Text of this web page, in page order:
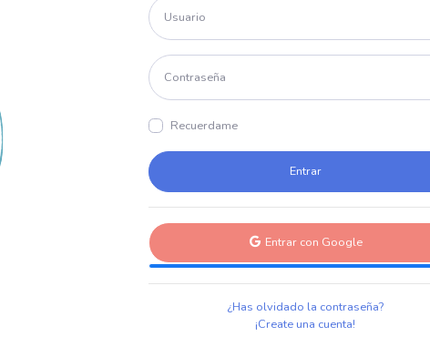
Recuerdame
Entrar con Google
¿Has olvidado la contraseña?
¡Create una cuenta!